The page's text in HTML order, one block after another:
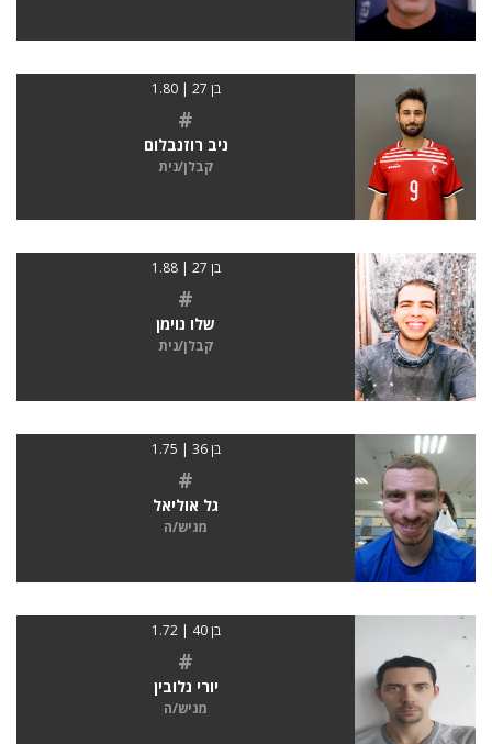
בן 27 | 1.80
#
ניב רוזנבלום
קבלן/נית
בן 27 | 1.88
#
שלו נוימן
קבלן/נית
בן 36 | 1.75
#
גל אוליאל
מגיש/ה
בן 40 | 1.72
#
יורי נלובין
מגיש/ה